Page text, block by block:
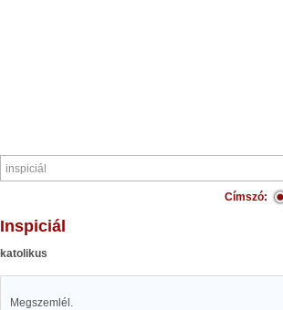
Címszó:
inspiciál
katolikus
Megszemlél.